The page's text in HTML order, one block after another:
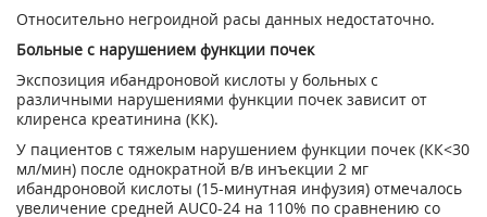
Относительно негроидной расы данных недостаточно.
Больные с нарушением функции почек
Экспозиция ибандроновой кислоты у больных с
различными нарушениями функции по­чек зависит от
клиренса креатинина (КК).
У пациентов с тяжелым нарушением функции почек (КК<30
мл/мин) после однократной в/в инъекции 2 мг
ибандроновой кислоты (15-минутная инфузия) отмечалось
увеличение средней AUC0-24 на 110% по сравнению со